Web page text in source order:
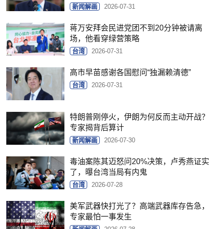
新闻解画 2026-07-31
蒋万安拜会民进党团不到20分钟被请离
场，他看穿绿营策略
台湾 2026-07-31
高市早苗感谢各国慰问“独漏赖清德”
台湾 2026-07-31
特朗普刚停火，伊朗为何反而主动开战？
专家揭背后算计
新闻解画 2026-07-30
毒油案陈其迈怒问20%决策，卢秀燕证实
了，曝台湾当局有内鬼
台湾 2026-07-28
美军武器快打光了？高端武器库存告急，
专家最怕一事发生